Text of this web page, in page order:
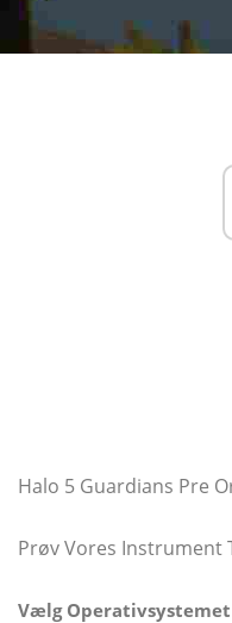
Halo 5 Guardians Pre
Prøv Vores Instrument
Vælg Operativsystemet